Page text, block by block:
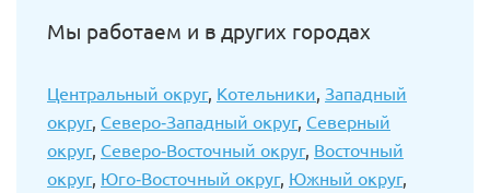
Мы работаем и в других городах
Центральный округ, Котельники Западный
округ, Северо-Западный округ, Северный
округ, Северо-Восточный округ, Восточный
округ, Юго-Восточный округ, Южный округ,